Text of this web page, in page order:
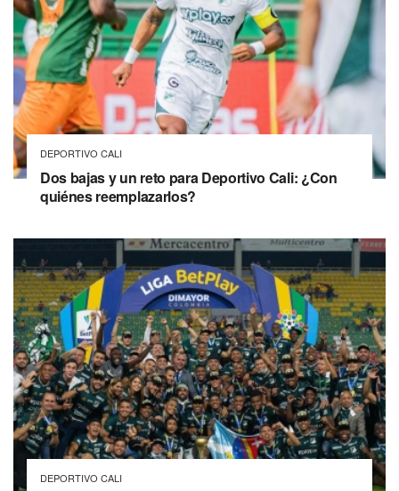
DEPORTIVO CALI
Dos bajas y un reto para Deportivo Cali: ¿Con
quiénes reemplazarlos?
DEPORTIVO CALI